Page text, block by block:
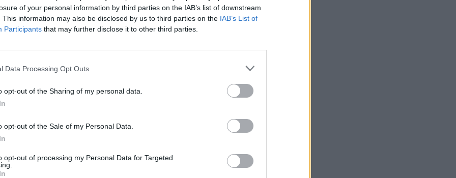
of your personal information by third parties on the IAB’s list of downstream
This information may also be disclosed by us to third parties on the IAB’s List of
Participants that may further disclose it to other third parties.
Data Processing Opt Outs
opt-out of the Sharing of my personal data.
opt-out of the Sale of my Personal Data.
opt-out of processing my Personal Data for Targeted